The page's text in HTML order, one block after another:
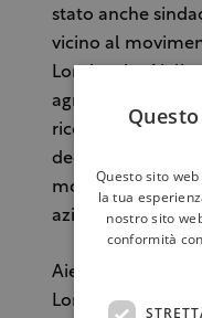
stato anche
vicino al
Lombardo.
agricoltori
ricoperto
decina di anni fa
molto vicino il
aziende.
Aiello è il quinto
Lombardo dal
Questo sito
la tua
nostro sito
conformità